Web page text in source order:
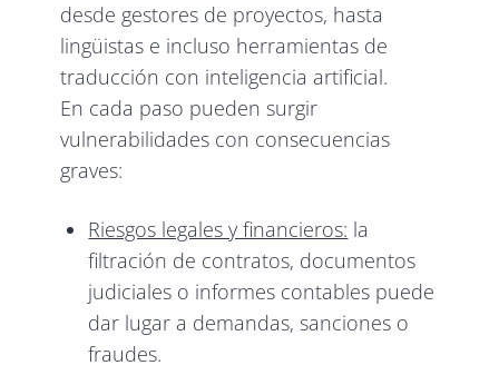
desde gestores de proyectos, hasta
lingüistas e incluso herramientas de
traducción con inteligencia artificial.
En cada paso pueden surgir
vulnerabilidades con consecuencias
graves:
Riesgos legales y financieros: la
filtración de contratos, documentos
judiciales o informes contables puede
dar lugar a demandas, sanciones o
fraudes.